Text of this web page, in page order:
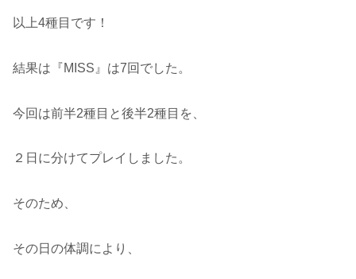
以上4種目です！
結果は『MISS』は7回でした。
今回は前半2種目と後半2種目を、
２日に分けてプレイしました。
そのため、
その日の体調により、